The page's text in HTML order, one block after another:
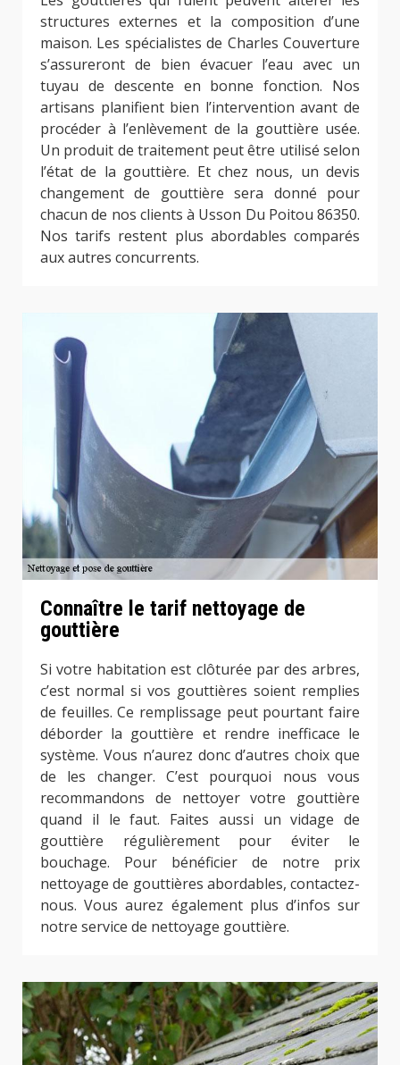
structures externes et la composition d’une
maison. Les spécialistes de Charles Couverture
s’assureront de bien évacuer l’eau avec un
tuyau de descente en bonne fonction. Nos
artisans planifient bien l’intervention avant de
procéder à l’enlèvement de la gouttière usée.
Un produit de traitement peut être utilisé selon
l’état de la gouttière. Et chez nous, un devis
changement de gouttière sera donné pour
chacun de nos clients à Usson Du Poitou 86350.
Nos tarifs restent plus abordables comparés
aux autres concurrents.
Connaître le tarif nettoyage de
gouttière
Si votre habitation est clôturée par des arbres,
c’est normal si vos gouttières soient remplies
de feuilles. Ce remplissage peut pourtant faire
déborder la gouttière et rendre inefficace le
système. Vous n’aurez donc d’autres choix que
de les changer. C’est pourquoi nous vous
recommandons de nettoyer votre gouttière
quand il le faut. Faites aussi un vidage de
gouttière régulièrement pour éviter le
bouchage. Pour bénéficier de notre prix
nettoyage de gouttières abordables, contactez-
nous. Vous aurez également plus d’infos sur
notre service de nettoyage gouttière.